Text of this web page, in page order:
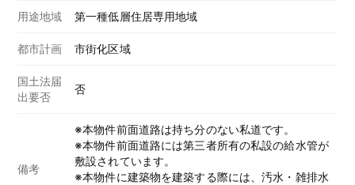
用途地域 第一種低層住居専用地域
都市計画 市街化区域
国土法届
出要否
否
備考
※本物件前面道路は持ち分のない私道です。
※本物件前面道路には第三者所有の私設の給水管が
敷設されています。
※本物件に建築物を建築する際には、汚水・雑排水